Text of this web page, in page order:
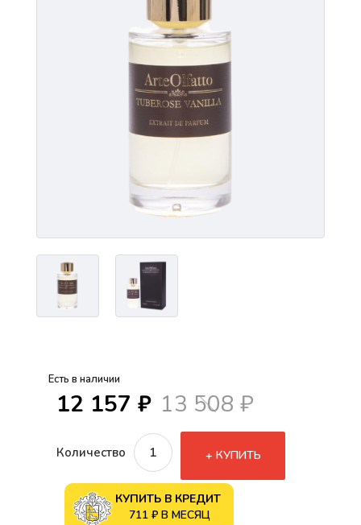
Есть в наличии
12 157 ₽ 13 508 ₽
Количество КУПИТЬ
КУПИТЬ В КРЕДИТ
711 ₽ В МЕСЯЦ